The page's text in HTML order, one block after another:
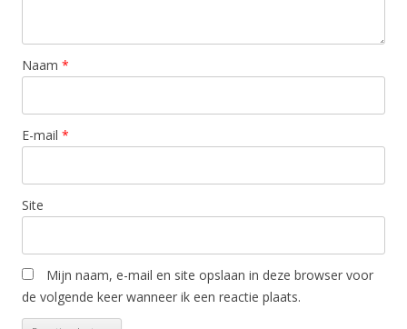
Naam *
E-mail *
Site
Mijn naam, e-mail en site opslaan in deze browser voor
de volgende keer wanneer ik een reactie plaats.